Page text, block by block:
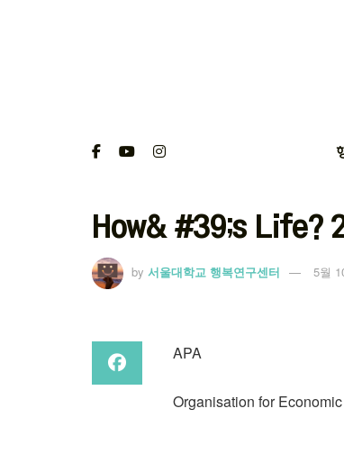
How& #39;s Life?
by 서울대학교 행복연구센터 5월
APA
Organisation for